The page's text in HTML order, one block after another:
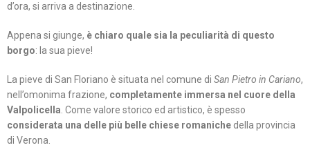
d’ora, si arriva a destinazione.
Appena si giunge, è chiaro quale sia la peculiarità di questo
borgo: la sua pieve!
La pieve di San Floriano è situata nel comune di San Pietro in Cariano,
nell’omonima frazione, completamente immersa nel cuore della
Valpolicella . Come valore storico ed artistico, è spesso
considerata una delle più belle chiese romaniche della provincia
di Verona.